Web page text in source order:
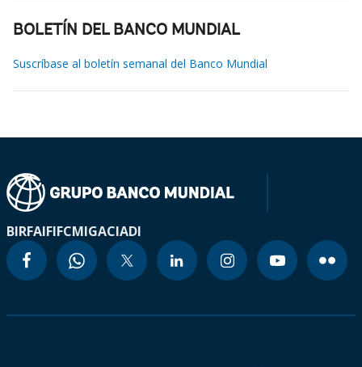
BOLETÍN DEL BANCO MUNDIAL
Suscríbase al boletín semanal del Banco Mundial
BIRFAIFIFCMIGACIADI